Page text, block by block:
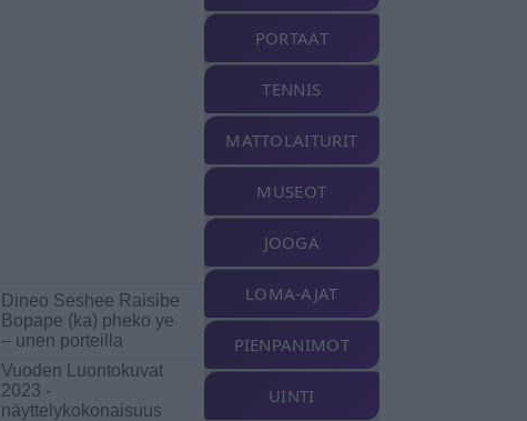
Dineo Seshee Raisibe
Bopape (ka) pheko ye
– unen porteilla
Vuoden Luontokuvat
2023 -
näyttelykokonaisuus
PORTAAT
TENNIS
MATTOLAITURIT
MUSEOT
JOOGA
LOMA-AJAT
PIENPANIMOT
UINTI